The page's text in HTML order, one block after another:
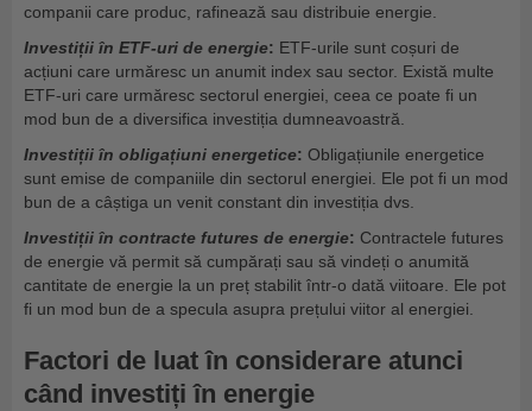
companii care produc, rafinează sau distribuie energie.
Investiții în ETF-uri de energie: ETF-urile sunt coșuri de
acțiuni care urmăresc un anumit index sau sector. Există multe
ETF-uri care urmăresc sectorul energiei, ceea ce poate fi un
mod bun de a diversifica investiția dumneavoastră.
Investiții în obligațiuni energetice: Obligațiunile energetice
sunt emise de companiile din sectorul energiei. Ele pot fi un mod
bun de a câștiga un venit constant din investiția dvs.
Investiții în contracte futures de energie: Contractele futures
de energie vă permit să cumpărați sau să vindeți o anumită
cantitate de energie la un preț stabilit într-o dată viitoare. Ele pot
fi un mod bun de a specula asupra prețului viitor al energiei.
Factori de luat în considerare atunci
când investiți în energie